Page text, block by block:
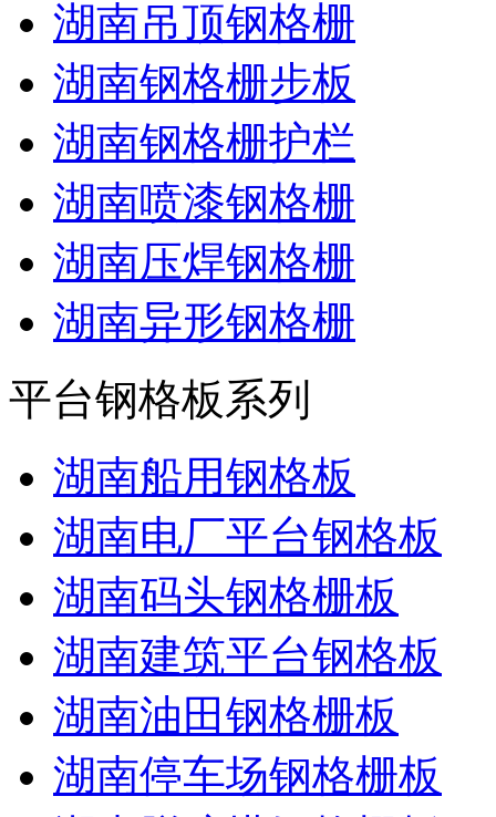
湖南吊顶钢格栅
湖南钢格栅步板
湖南钢格栅护栏
湖南喷漆钢格栅
湖南压焊钢格栅
湖南异形钢格栅
平台钢格板系列
湖南船用钢格板
湖南电厂平台钢格板
湖南码头钢格栅板
湖南建筑平台钢格板
湖南油田钢格栅板
湖南停车场钢格栅板